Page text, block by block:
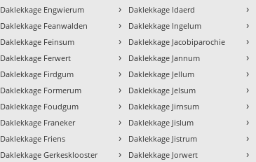
Daklekkage Engwierum
Daklekkage Feanwalden
Daklekkage Feinsum
Daklekkage Ferwert
Daklekkage Firdgum
Daklekkage Formerum
Daklekkage Foudgum
Daklekkage Franeker
Daklekkage Friens
Daklekkage Gerkesklooster
› Daklekkage Idaerd
› Daklekkage Ingelum
› Daklekkage Jacobiparochie
› Daklekkage Jannum
› Daklekkage Jellum
› Daklekkage Jelsum
› Daklekkage Jirnsum
› Daklekkage Jislum
› Daklekkage Jistrum
› Daklekkage Jorwert
›
›
›
›
›
›
›
›
›
›